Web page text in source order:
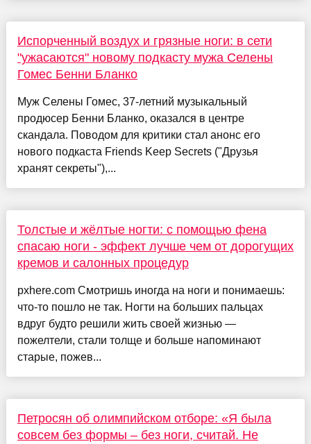
Испорченный воздух и грязные ноги: в сети
"ужасаются" новому подкасту мужа Селены
Гомес Бенни Бланко
Муж Селены Гомес, 37-летний музыкальный
продюсер Бенни Бланко, оказался в центре
скандала. Поводом для критики стал анонс его
нового подкаста Friends Keep Secrets ("Друзья
хранят секреты"),...
Толстые и жёлтые ногти: с помощью фена
спасаю ноги - эффект лучше чем от дорогущих
кремов и салонных процедур
pxhere.com Смотришь иногда на ноги и понимаешь:
что-то пошло не так. Ногти на больших пальцах
вдруг будто решили жить своей жизнью —
пожелтели, стали толще и больше напоминают
старые, пожев...
Петросян об олимпийском отборе: «Я была
совсем без формы – без ноги, считай. Не